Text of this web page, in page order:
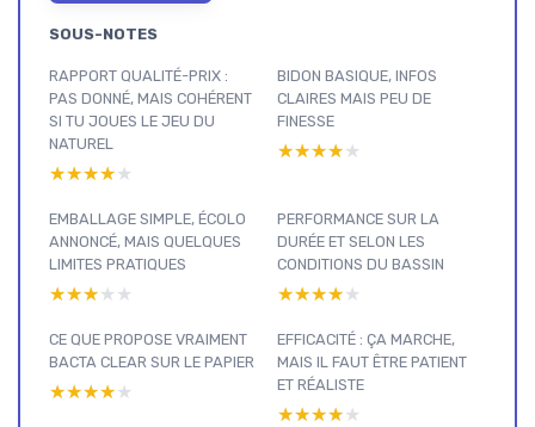
SOUS-NOTES
RAPPORT QUALITÉ-PRIX :
PAS DONNÉ, MAIS COHÉRENT
SI TU JOUES LE JEU DU
NATUREL
★★★★★
★★★★★
BIDON BASIQUE, INFOS
CLAIRES MAIS PEU DE
FINESSE
★★★★★
★★★★★
EMBALLAGE SIMPLE, ÉCOLO
ANNONCÉ, MAIS QUELQUES
LIMITES PRATIQUES
★★★★★
★★★★★
PERFORMANCE SUR LA
DURÉE ET SELON LES
CONDITIONS DU BASSIN
★★★★★
★★★★★
CE QUE PROPOSE VRAIMENT
BACTA CLEAR SUR LE PAPIER
★★★★★
★★★★★
EFFICACITÉ : ÇA MARCHE,
MAIS IL FAUT ÊTRE PATIENT
ET RÉALISTE
★★★★★
★★★★★